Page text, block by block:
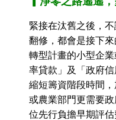
緊接在汰舊之後，
翻修，都會是接下
轉型計畫的小型企
率貸款」及「政府
縮短籌資階段時間
或農業部門更需要
位先行負擔早期評